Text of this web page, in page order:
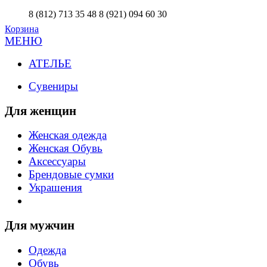
8 (812) 713 35 48 8 (921) 094 60 30
Корзина
МЕНЮ
АТЕЛЬЕ
Сувениры
Для женщин
Женская одежда
Женская Обувь
Аксессуары
Брендовые сумки
Украшения
Для мужчин
Одежда
Обувь